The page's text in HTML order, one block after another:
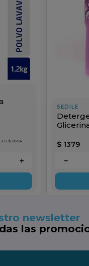
$ 8594
＋
SEDILE
$ 1379
－
newsletter
las